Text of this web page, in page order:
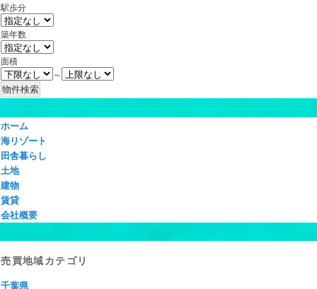
駅歩分
築年数
面積
～
ホーム
海リゾート
田舎暮らし
土地
建物
賃貸
会社概要
売買地域カテゴリ
千葉県